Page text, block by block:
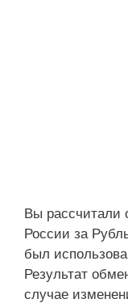
Вы рассчитали
России за
был
Результат
случае